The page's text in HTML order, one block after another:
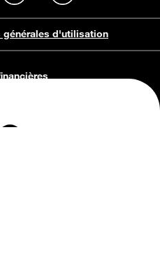
générales d'utilisation